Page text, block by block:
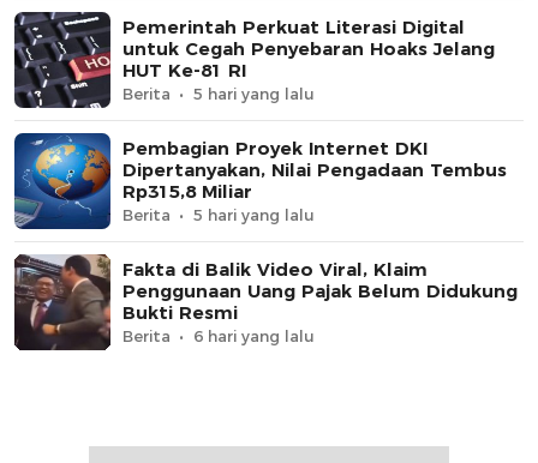
Pemerintah Perkuat Literasi Digital
untuk Cegah Penyebaran Hoaks Jelang
HUT Ke-81 RI
Berita 5 hari yang lalu
Pembagian Proyek Internet DKI
Dipertanyakan, Nilai Pengadaan Tembus
Rp315,8 Miliar
Berita 5 hari yang lalu
Fakta di Balik Video Viral, Klaim
Penggunaan Uang Pajak Belum Didukung
Bukti Resmi
Berita 6 hari yang lalu